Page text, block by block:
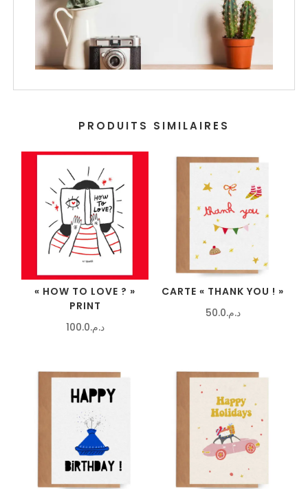
PRODUITS SIMILAIRES
« HOW TO LOVE ? »
PRINT
د.م.100.0
CARTE « THANK YOU ! »
د.م.50.0